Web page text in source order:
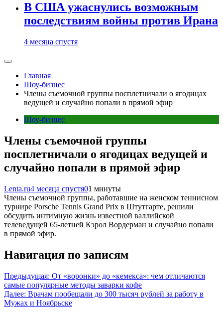
В США ужаснулись возможным
последствиям войны против Ирана
4 месяца спустя
Главная
Шоу-бизнес
Члены съемочной группы посплетничали о ягодицах
ведущей и случайно попали в прямой эфир
Шоу-бизнес
Члены съемочной группы
посплетничали о ягодицах ведущей и
случайно попали в прямой эфир
Lenta.ru4 месяца спустя01 минуты
Члены съемочной группы, работавшие на женском теннисном
турнире Porsche Tennis Grand Prix в Штутгарте, решили
обсудить интимную жизнь известной валлийской
телеведущей 65-летней Кэрол Вордерман и случайно попали
в прямой эфир.
Навигация по записям
Предыдущая: От «воронки» до «кемекса»: чем отличаются
самые популярные методы заварки кофе
Далее: Врачам пообещали до 300 тысяч рублей за работу в
Мужах и Ноябрьске